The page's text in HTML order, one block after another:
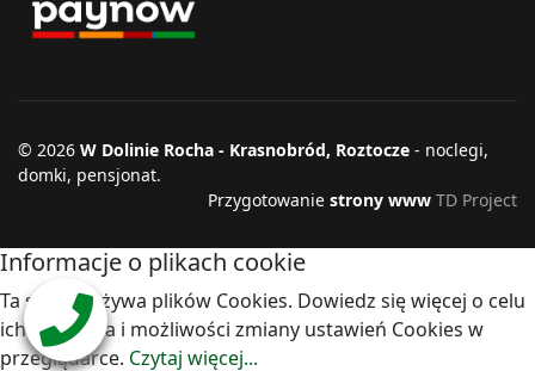
© 2026 W Dolinie Rocha - Krasnobród, Roztocze - noclegi,
domki, pensjonat.
Przygotowanie strony www TD Project
Informacje o plikach cookie
Ta strona używa plików Cookies. Dowiedz się więcej o celu
ich używania i możliwości zmiany ustawień Cookies w
przeglądarce. Czytaj więcej...